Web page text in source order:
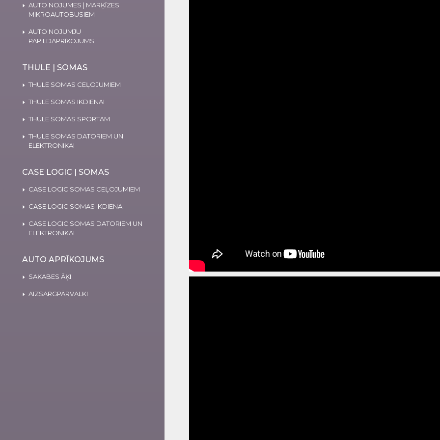
AUTO NOJUMES | MARĶĪZES
MIKROAUTOBUSIEM
AUTO NOJUMJU
PAPILDAPRĪKOJUMS
THULE | SOMAS
THULE SOMAS CEĻOJUMIEM
THULE SOMAS IKDIENAI
THULE SOMAS SPORTAM
THULE SOMAS DATORIEM UN
ELEKTRONIKAI
CASE LOGIC | SOMAS
CASE LOGIC SOMAS CEĻOJUMIEM
CASE LOGIC SOMAS IKDIENAI
CASE LOGIC SOMAS DATORIEM UN
ELEKTRONIKAI
AUTO APRĪKOJUMS
SAKABES ĀĶI
AIZSARGPĀRVALKI